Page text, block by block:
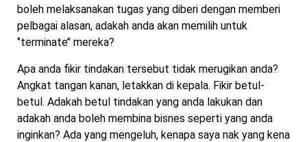
boleh melaksanakan tugas yang diberi dengan memberi
pelbagai alasan, adakah anda akan memilih untuk
‘’terminate’’ mereka?
Apa anda fikir tindakan tersebut tidak merugikan anda?
Angkat tangan kanan, letakkan di kepala. Fikir betul-
betul. Adakah betul tindakan yang anda lakukan dan
adakah anda boleh membina bisnes seperti yang anda
inginkan? Ada yang mengeluh, kenapa saya nak yang kena